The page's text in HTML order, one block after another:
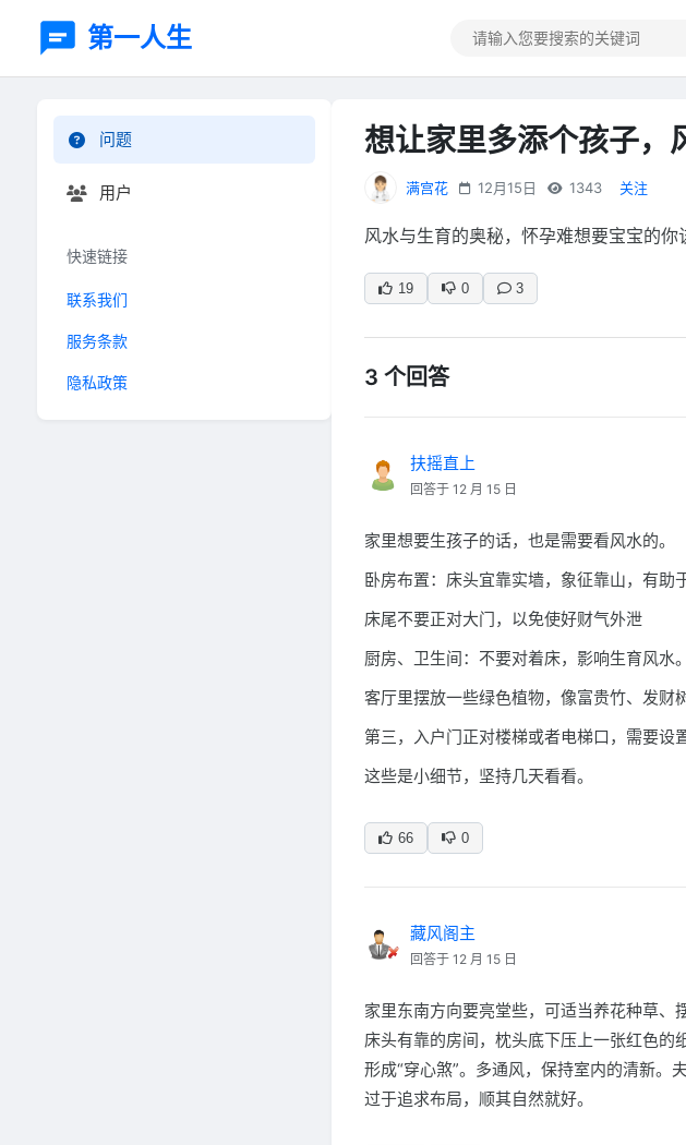
第一人生
问题
用户
快速链接
联系我们
服务条款
隐私政策
想让家里多添个孩子，
满宫花 12月15日 1343 关注
风水与生育的奥秘，怀孕难想要宝宝的你
19 0 3
3 个回答
扶摇直上
回答于 12 月 15 日
家里想要生孩子的话，也是需要看风水的。
卧房布置：床头宜靠实墙，象征靠山，有助
床尾不要正对大门，以免使好财气外泄
厨房、卫生间：不要对着床，影响生育风水。
客厅里摆放一些绿色植物，像富贵竹、发财
第三，入户门正对楼梯或者电梯口，需要设
这些是小细节，坚持几天看看。
66 0
藏风阁主
回答于 12 月 15 日
家里东南方向要亮堂些，可适当养花种草
床头有靠的房间，枕头底下压上一张红色
形成“穿心煞”。多通风，保持室内的清新。
过于追求布局，顺其自然就好。